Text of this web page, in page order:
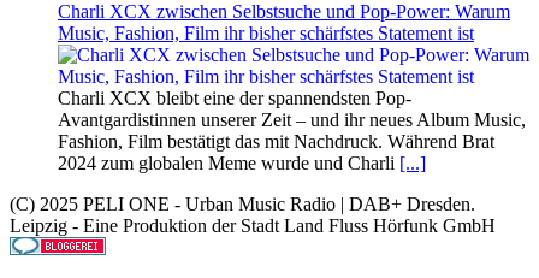
Charli XCX zwischen Selbstsuche und Pop-Power: Warum
Music, Fashion, Film ihr bisher schärfstes Statement ist
Charli XCX bleibt eine der spannendsten Pop-
Avantgardistinnen unserer Zeit – und ihr neues Album Music,
Fashion, Film bestätigt das mit Nachdruck. Während Brat
2024 zum globalen Meme wurde und Charli [...]
(C) 2025 PELI ONE - Urban Music Radio | DAB+ Dresden.
Leipzig - Eine Produktion der Stadt Land Fluss Hörfunk GmbH